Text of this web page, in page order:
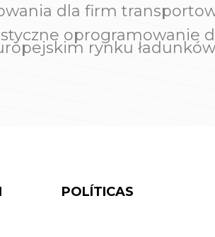
dla firm
oprogramowanie
rynku
POLÍTICAS